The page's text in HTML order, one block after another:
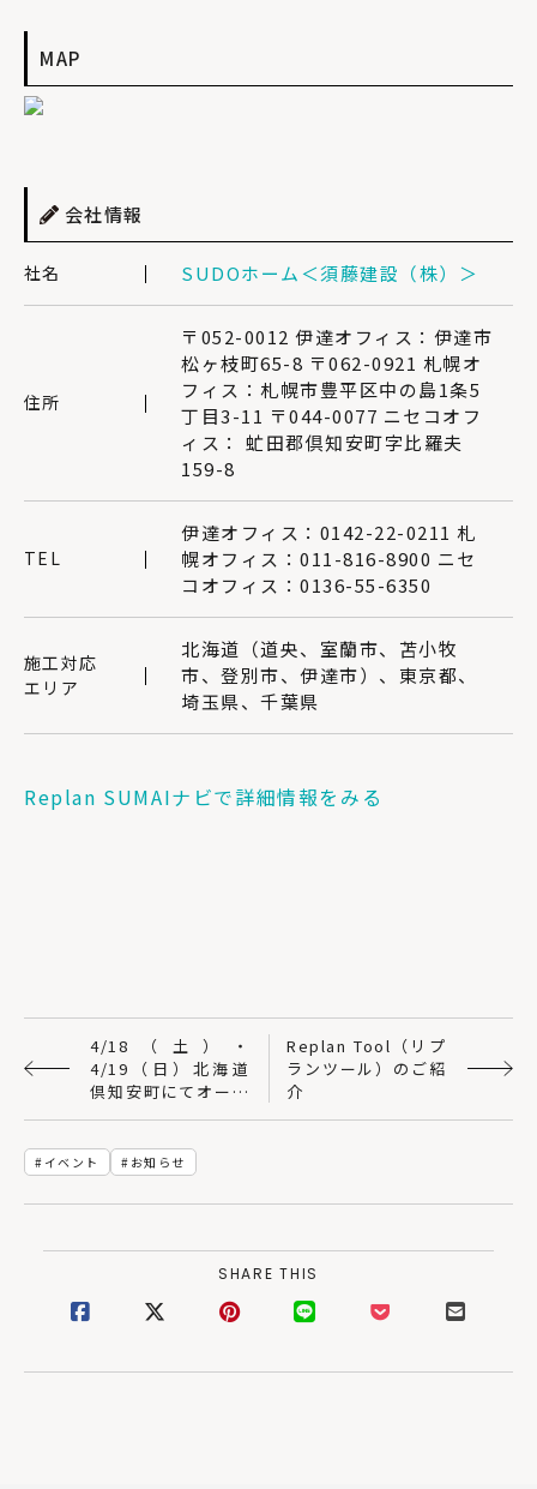
MAP
会社情報
社名 SUDOホーム＜須藤建設（株）＞
住所
〒052-0012 伊達オフィス：伊達市
松ヶ枝町65-8 〒062-0921 札幌オ
フィス：札幌市豊平区中の島1条5
丁目3-11 〒044-0077 ニセコオフ
ィス： 虻田郡倶知安町字比羅夫
159-8
TEL
伊達オフィス：0142-22-0211 札
幌オフィス：011-816-8900 ニセ
コオフィス：0136-55-6350
施工対応
エリア
北海道（道央、室蘭市、苫小牧
市、登別市、伊達市）、東京都、
埼玉県、千葉県
Replan SUMAIナビで詳細情報をみる
4/18（土）・
4/19（日）北海道
倶知安町にてオープ
ンハウス開催「 サ
～SUDOホーム～｜
SUDOホーム＜須藤
建設＞
Replan Tool（リプ
ランツール）のご紹
介
イベント お知らせ
SHARE THIS